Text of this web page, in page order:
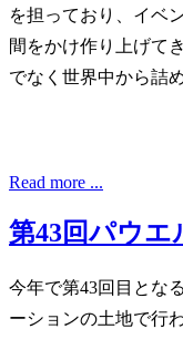
を担っており、イベ
間をかけ作り上げて
でなく世界中から詰
Read more ...
第43回パウ
今年で第43回目とな
ーションの土地で行